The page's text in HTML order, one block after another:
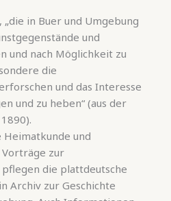
„die in Buer und Umgebung
und
und nach Möglichkeit zu
die
und das Interesse
und zu heben“ (aus der
und
zur
die plattdeutsche
Archiv zur Geschichte